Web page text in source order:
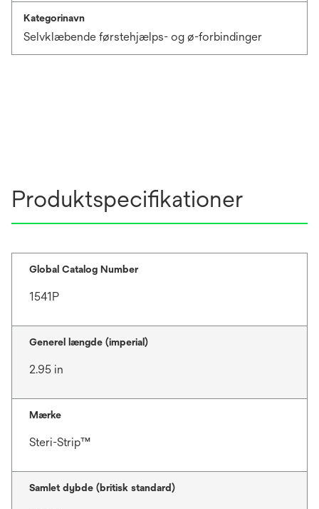
Kategorinavn
Selvklæbende førstehjælps- og ø-forbindinger
Produktspecifikationer
Global Catalog Number
1541P
Generel længde (imperial)
2.95 in
Mærke
Steri-Strip™
Samlet dybde (britisk standard)